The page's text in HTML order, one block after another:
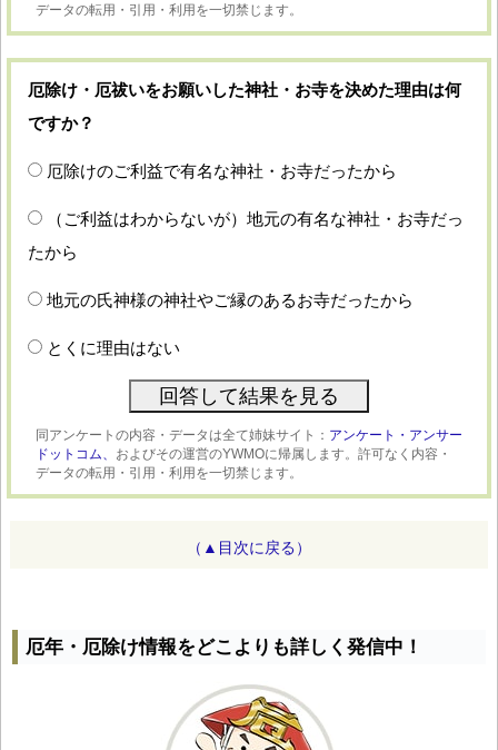
データの転用・引用・利用を一切禁じます。
厄除け・厄祓いをお願いした神社・お寺を決めた理由は何
ですか？
厄除けのご利益で有名な神社・お寺だったから
（ご利益はわからないが）地元の有名な神社・お寺だっ
たから
地元の氏神様の神社やご縁のあるお寺だったから
とくに理由はない
同アンケートの内容・データは全て姉妹サイト： アンケート・アンサー
ドットコム、 およびその運営のYWMOに帰属します。許可なく内容・
データの転用・引用・利用を一切禁じます。
（▲目次に戻る）
厄年・厄除け情報をどこよりも詳しく発信中！